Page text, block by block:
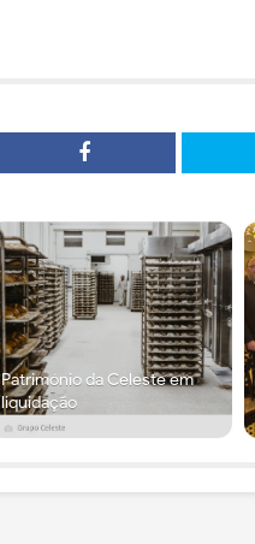
Património da Celeste em
liquidação